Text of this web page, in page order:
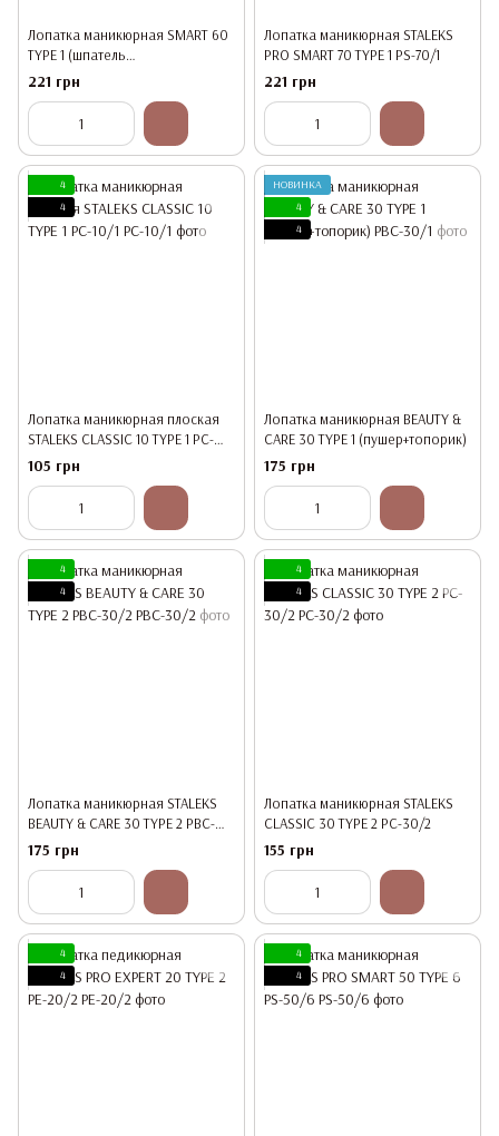
Лопатка маникюрная SMART 60
TYPE 1 (шпатель
ровный+шпатель конический)
221 грн
Лопатка маникюрная STALEKS
PRO SMART 70 TYPE 1 PS-70/1
221 грн
4
4
Лопатка маникюрная плоская
STALEKS CLASSIC 10 TYPE 1 PC-
10/1
105 грн
НОВИНКА
4
4
Лопатка маникюрная BEAUTY &
CARE 30 TYPE 1 (пушер+топорик)
175 грн
4
4
Лопатка маникюрная STALEKS
BEAUTY & CARE 30 TYPE 2 PBC-
30/2
175 грн
4
4
Лопатка маникюрная STALEKS
CLASSIC 30 TYPE 2 PC-30/2
155 грн
4
4
4
4